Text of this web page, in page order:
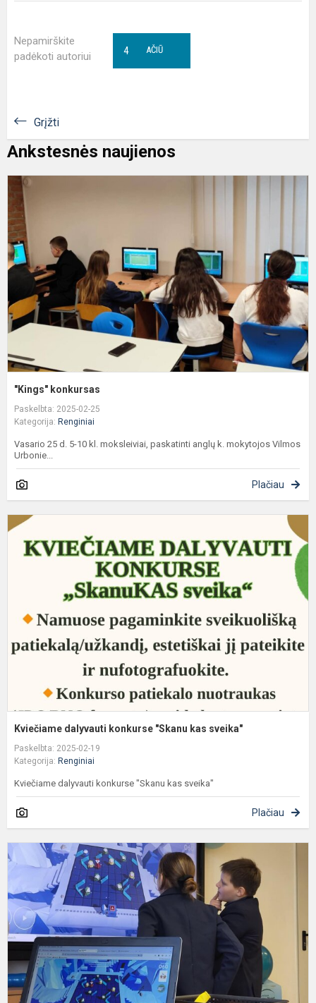
Nepamirškite
padėkoti autoriui
AČIŪ
4
Grįžti
Ankstesnės naujienos
"Kings" konkursas
Paskelbta: 2025-02-25
Kategorija: Renginiai
Vasario 25 d. 5-10 kl. moksleiviai, paskatinti anglų k. mokytojos Vilmos
Urbonie...
Plačiau
Kviečiame dalyvauti konkurse "Skanu kas sveika"
Paskelbta: 2025-02-19
Kategorija: Renginiai
Kviečiame dalyvauti konkurse "Skanu kas sveika"
Plačiau